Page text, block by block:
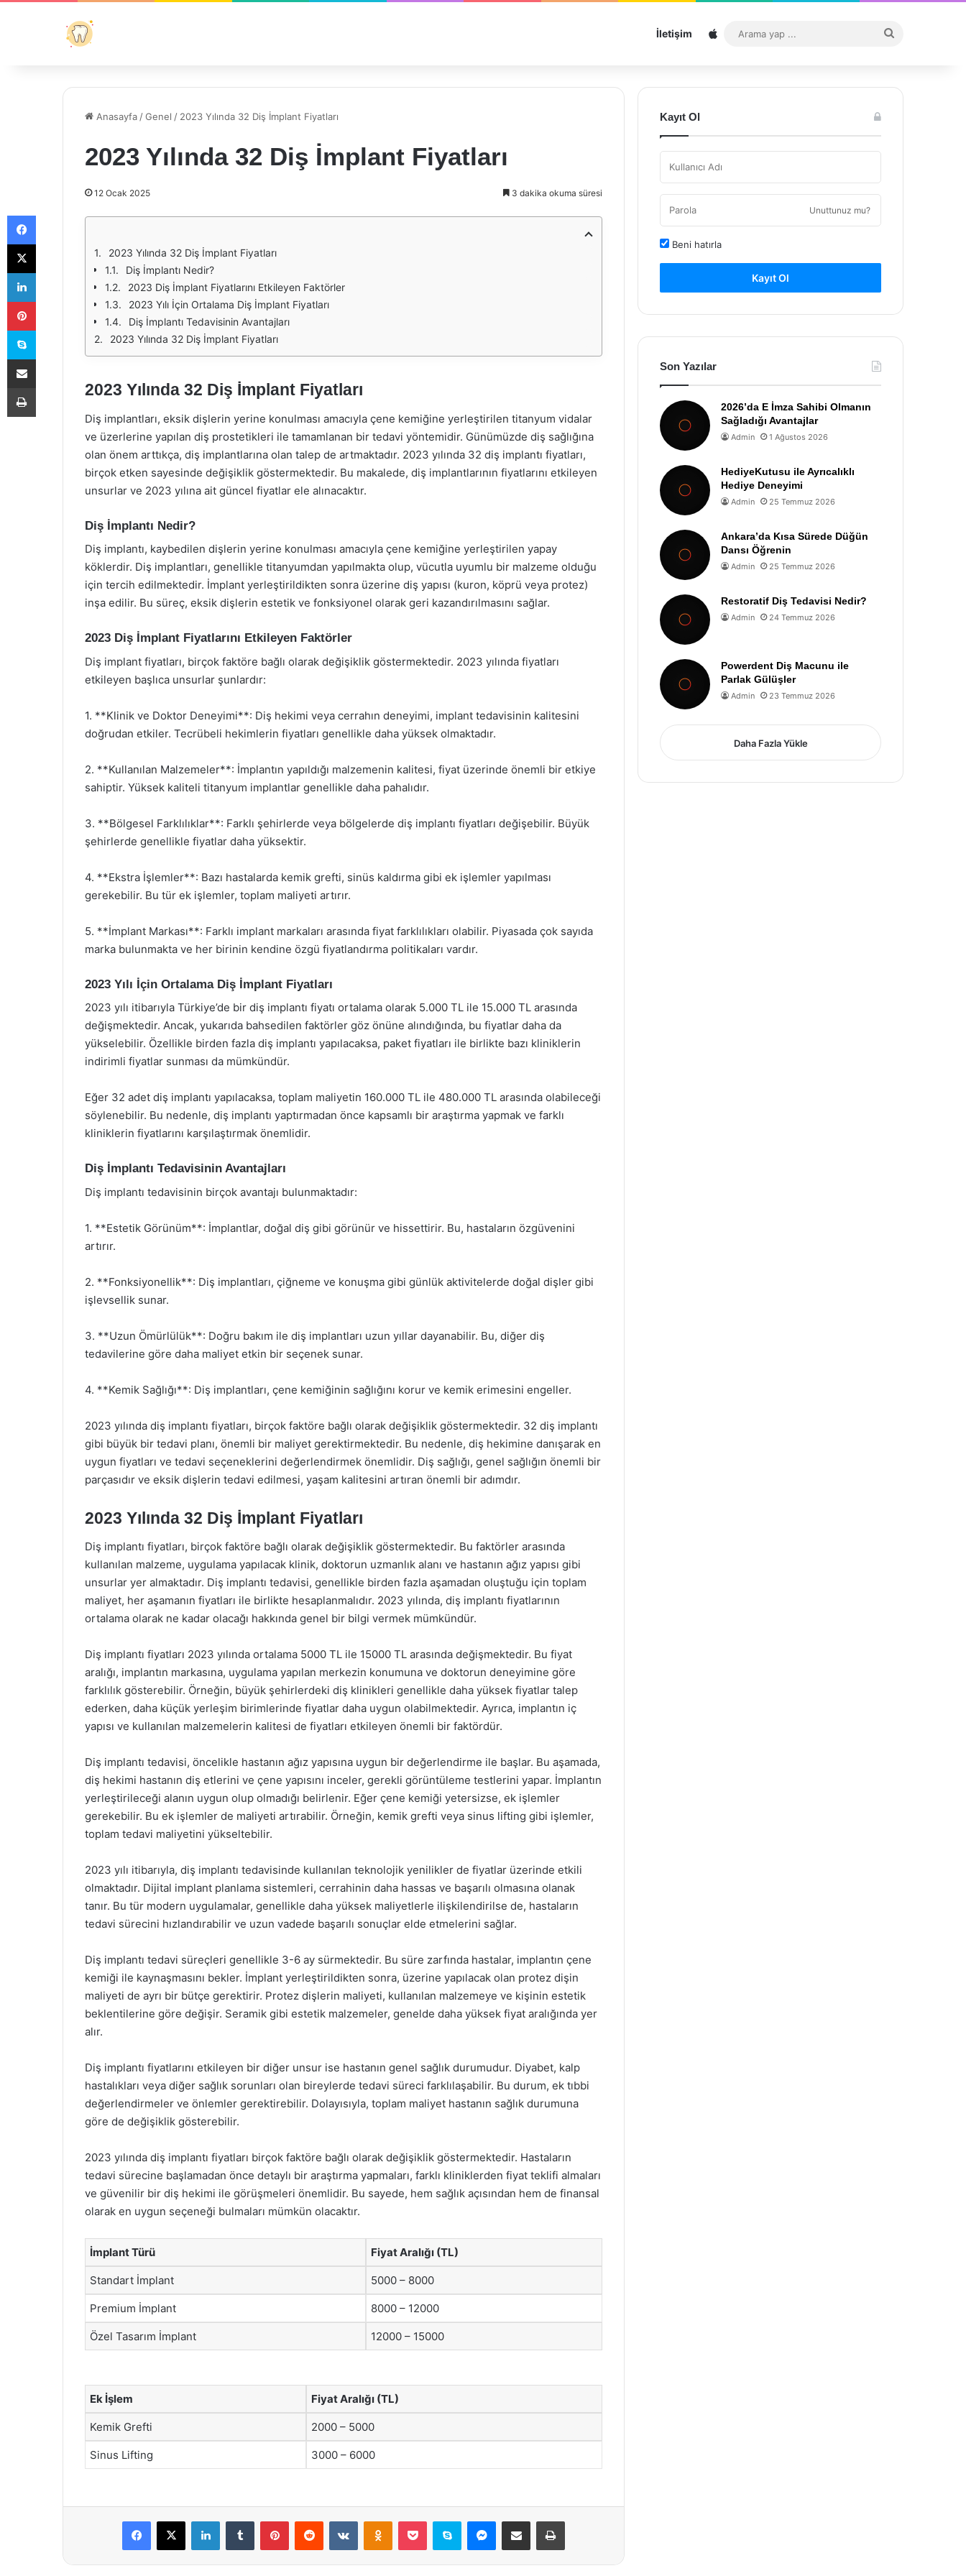
İletişim Sitemap
...
Anasayfa /Genel / 2023 Yılında 32 Diş İmplant Fiyatları
2023 Yılında 32 Diş İmplant Fiyatları
12 Ocak 2025 3 dakika okuma süresi
2023 Yılında 32 Diş İmplant Fiyatları
Diş İmplantı Nedir?
2023 Diş İmplant Fiyatlarını Etkileyen Faktörler
2023 Yılı İçin Ortalama Diş İmplant Fiyatları
Diş İmplantı Tedavisinin Avantajları
2023 Yılında 32 Diş İmplant Fiyatları
2023 Yılında 32 Diş İmplant Fiyatları
Diş implantları, eksik dişlerin yerine konulması amacıyla çene kemiğine yerleştirilen titanyum vidalar
ve üzerlerine yapılan diş prostetikleri ile tamamlanan bir tedavi yöntemidir. Günümüzde diş sağlığına
olan önem arttıkça, diş implantlarına olan talep de artmaktadır. 2023 yılında 32 diş implantı fiyatları,
birçok etken sayesinde değişiklik göstermektedir. Bu makalede, diş implantlarının fiyatlarını etkileyen
unsurlar ve 2023 yılına ait güncel fiyatlar ele alınacaktır.
Diş İmplantı Nedir?
Diş implantı, kaybedilen dişlerin yerine konulması amacıyla çene kemiğine yerleştirilen yapay
köklerdir. Diş implantları, genellikle titanyumdan yapılmakta olup, vücutla uyumlu bir malzeme olduğu
için tercih edilmektedir. İmplant yerleştirildikten sonra üzerine diş yapısı (kuron, köprü veya protez)
inşa edilir. Bu süreç, eksik dişlerin estetik ve fonksiyonel olarak geri kazandırılmasını sağlar.
2023 Diş İmplant Fiyatlarını Etkileyen Faktörler
Diş implant fiyatları, birçok faktöre bağlı olarak değişiklik göstermektedir. 2023 yılında fiyatları
etkileyen başlıca unsurlar şunlardır:
1. **Klinik ve Doktor Deneyimi**: Diş hekimi veya cerrahın deneyimi, implant tedavisinin kalitesini
doğrudan etkiler. Tecrübeli hekimlerin fiyatları genellikle daha yüksek olmaktadır.
2. **Kullanılan Malzemeler**: İmplantın yapıldığı malzemenin kalitesi, fiyat üzerinde önemli bir etkiye
sahiptir. Yüksek kaliteli titanyum implantlar genellikle daha pahalıdır.
3. **Bölgesel Farklılıklar**: Farklı şehirlerde veya bölgelerde diş implantı fiyatları değişebilir. Büyük
şehirlerde genellikle fiyatlar daha yüksektir.
4. **Ekstra İşlemler**: Bazı hastalarda kemik grefti, sinüs kaldırma gibi ek işlemler yapılması
gerekebilir. Bu tür ek işlemler, toplam maliyeti artırır.
5. **İmplant Markası**: Farklı implant markaları arasında fiyat farklılıkları olabilir. Piyasada çok sayıda
marka bulunmakta ve her birinin kendine özgü fiyatlandırma politikaları vardır.
2023 Yılı İçin Ortalama Diş İmplant Fiyatları
2023 yılı itibarıyla Türkiye’de bir diş implantı fiyatı ortalama olarak 5.000 TL ile 15.000 TL arasında
değişmektedir. Ancak, yukarıda bahsedilen faktörler göz önüne alındığında, bu fiyatlar daha da
yükselebilir. Özellikle birden fazla diş implantı yapılacaksa, paket fiyatları ile birlikte bazı kliniklerin
indirimli fiyatlar sunması da mümkündür.
Eğer 32 adet diş implantı yapılacaksa, toplam maliyetin 160.000 TL ile 480.000 TL arasında olabileceği
söylenebilir. Bu nedenle, diş implantı yaptırmadan önce kapsamlı bir araştırma yapmak ve farklı
kliniklerin fiyatlarını karşılaştırmak önemlidir.
Diş İmplantı Tedavisinin Avantajları
Diş implantı tedavisinin birçok avantajı bulunmaktadır:
1. **Estetik Görünüm**: İmplantlar, doğal diş gibi görünür ve hissettirir. Bu, hastaların özgüvenini
artırır.
2. **Fonksiyonellik**: Diş implantları, çiğneme ve konuşma gibi günlük aktivitelerde doğal dişler gibi
işlevsellik sunar.
3. **Uzun Ömürlülük**: Doğru bakım ile diş implantları uzun yıllar dayanabilir. Bu, diğer diş
tedavilerine göre daha maliyet etkin bir seçenek sunar.
4. **Kemik Sağlığı**: Diş implantları, çene kemiğinin sağlığını korur ve kemik erimesini engeller.
2023 yılında diş implantı fiyatları, birçok faktöre bağlı olarak değişiklik göstermektedir. 32 diş implantı
gibi büyük bir tedavi planı, önemli bir maliyet gerektirmektedir. Bu nedenle, diş hekimine danışarak en
uygun fiyatları ve tedavi seçeneklerini değerlendirmek önemlidir. Diş sağlığı, genel sağlığın önemli bir
parçasıdır ve eksik dişlerin tedavi edilmesi, yaşam kalitesini artıran önemli bir adımdır.
2023 Yılında 32 Diş İmplant Fiyatları
Diş implantı fiyatları, birçok faktöre bağlı olarak değişiklik göstermektedir. Bu faktörler arasında
kullanılan malzeme, uygulama yapılacak klinik, doktorun uzmanlık alanı ve hastanın ağız yapısı gibi
unsurlar yer almaktadır. Diş implantı tedavisi, genellikle birden fazla aşamadan oluştuğu için toplam
maliyet, her aşamanın fiyatları ile birlikte hesaplanmalıdır. 2023 yılında, diş implantı fiyatlarının
ortalama olarak ne kadar olacağı hakkında genel bir bilgi vermek mümkündür.
Diş implantı fiyatları 2023 yılında ortalama 5000 TL ile 15000 TL arasında değişmektedir. Bu fiyat
aralığı, implantın markasına, uygulama yapılan merkezin konumuna ve doktorun deneyimine göre
farklılık gösterebilir. Örneğin, büyük şehirlerdeki diş klinikleri genellikle daha yüksek fiyatlar talep
ederken, daha küçük yerleşim birimlerinde fiyatlar daha uygun olabilmektedir. Ayrıca, implantın iç
yapısı ve kullanılan malzemelerin kalitesi de fiyatları etkileyen önemli bir faktördür.
Diş implantı tedavisi, öncelikle hastanın ağız yapısına uygun bir değerlendirme ile başlar. Bu aşamada,
diş hekimi hastanın diş etlerini ve çene yapısını inceler, gerekli görüntüleme testlerini yapar. İmplantın
yerleştirileceği alanın uygun olup olmadığı belirlenir. Eğer çene kemiği yetersizse, ek işlemler
gerekebilir. Bu ek işlemler de maliyeti artırabilir. Örneğin, kemik grefti veya sinus lifting gibi işlemler,
toplam tedavi maliyetini yükseltebilir.
2023 yılı itibarıyla, diş implantı tedavisinde kullanılan teknolojik yenilikler de fiyatlar üzerinde etkili
olmaktadır. Dijital implant planlama sistemleri, cerrahinin daha hassas ve başarılı olmasına olanak
tanır. Bu tür modern uygulamalar, genellikle daha yüksek maliyetlerle ilişkilendirilse de, hastaların
tedavi sürecini hızlandırabilir ve uzun vadede başarılı sonuçlar elde etmelerini sağlar.
Diş implantı tedavi süreçleri genellikle 3-6 ay sürmektedir. Bu süre zarfında hastalar, implantın çene
kemiği ile kaynaşmasını bekler. İmplant yerleştirildikten sonra, üzerine yapılacak olan protez dişin
maliyeti de ayrı bir bütçe gerektirir. Protez dişlerin maliyeti, kullanılan malzemeye ve kişinin estetik
beklentilerine göre değişir. Seramik gibi estetik malzemeler, genelde daha yüksek fiyat aralığında yer
alır.
Diş implantı fiyatlarını etkileyen bir diğer unsur ise hastanın genel sağlık durumudur. Diyabet, kalp
hastalıkları veya diğer sağlık sorunları olan bireylerde tedavi süreci farklılaşabilir. Bu durum, ek tıbbi
değerlendirmeler ve önlemler gerektirebilir. Dolayısıyla, toplam maliyet hastanın sağlık durumuna
göre de değişiklik gösterebilir.
2023 yılında diş implantı fiyatları birçok faktöre bağlı olarak değişiklik göstermektedir. Hastaların
tedavi sürecine başlamadan önce detaylı bir araştırma yapmaları, farklı kliniklerden fiyat teklifi almaları
ve güvenilir bir diş hekimi ile görüşmeleri önemlidir. Bu sayede, hem sağlık açısından hem de finansal
olarak en uygun seçeneği bulmaları mümkün olacaktır.
İmplant Türü Fiyat Aralığı (TL)
Standart İmplant 5000 – 8000
Premium İmplant 8000 – 12000
Özel Tasarım İmplant 12000 – 15000
Ek İşlem Fiyat Aralığı (TL)
Kemik Grefti 2000 – 5000
Sinus Lifting 3000 – 6000
Facebook
X LinkedInTumblr PinterestReddit VKontakteOdnoklassniki
Pocket Skype Messenger
E-Posta ile paylaş Yazdır
Kayıt Ol
Unuttunuz mu?
Beni hatırla
Kayıt Ol
Son Yazılar
2026’da E İmza Sahibi Olmanın
Sağladığı Avantajlar
Admin 1 Ağustos 2026
HediyeKutusu ile Ayrıcalıklı
Hediye Deneyimi
Admin 25 Temmuz 2026
Ankara’da Kısa Sürede Düğün
Dansı Öğrenin
Admin 25 Temmuz 2026
Restoratif Diş Tedavisi Nedir?
Admin 24 Temmuz 2026
Powerdent Diş Macunu ile
Parlak Gülüşler
Admin 23 Temmuz 2026
Daha Fazla Yükle
Facebook
X
LinkedIn
Pinterest
Skype
E-Posta ile paylaş